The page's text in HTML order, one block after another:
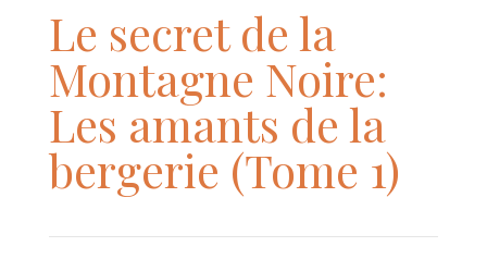
Le secret de la
Montagne Noire:
Les amants de la
bergerie (Tome 1)